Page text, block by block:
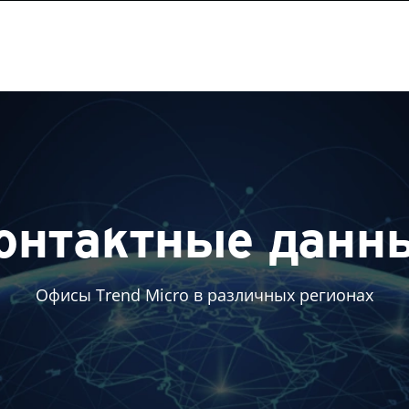
Офисы Trend Micro в различных регионах